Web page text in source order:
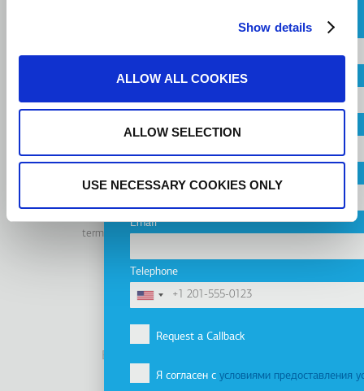
Show details
ALLOW ALL COOKIES
ALLOW SELECTION
USE NECESSARY COOKIES ONLY
Country
Город
Email
Telephone
Request a Callback
Я согласен с условиями предоставления
LinkedinFacebook
YoutubeInstagram
terms of use privacy policy cookie policy
Tel: +30 2341 038 100
Компания
Профиль компании
Видение, Миссия и Ценности
Группа компаний